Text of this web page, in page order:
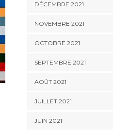
DÉCEMBRE 2021
NOVEMBRE 2021
OCTOBRE 2021
SEPTEMBRE 2021
AOÛT 2021
JUILLET 2021
JUIN 2021